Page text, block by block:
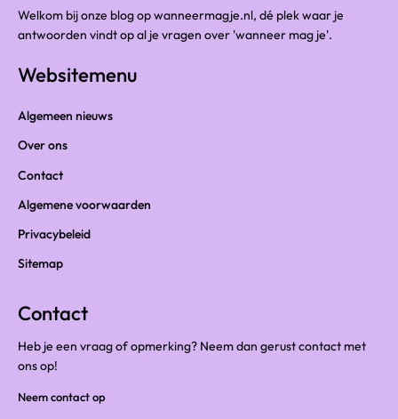
Welkom bij onze blog op wanneermagje.nl, dé plek waar je
antwoorden vindt op al je vragen over 'wanneer mag je'.
Websitemenu
Algemeen nieuws
Over ons
Contact
Algemene voorwaarden
Privacybeleid
Sitemap
Contact
Heb je een vraag of opmerking? Neem dan gerust contact met
ons op!
Neem contact op